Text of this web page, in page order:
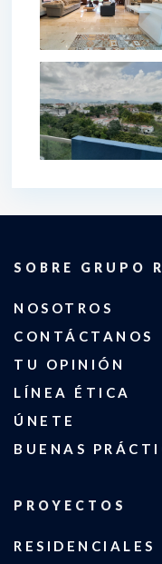
SOBRE GRUPO
NOSOTROS
CONTÁCTANOS
TU OPINIÓN
LÍNEA ÉTICA
ÚNETE
BUENAS
PROYECTOS
RESIDENCIALES